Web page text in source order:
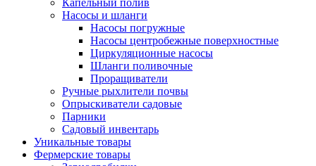
Капельный полив
Насосы и шланги
Насосы погружные
Насосы центробежные поверхностные
Циркуляционные насосы
Шланги поливочные
Проращиватели
Ручные рыхлители почвы
Опрыскиватели садовые
Парники
Садовый инвентарь
Уникальные товары
Фермерские товары